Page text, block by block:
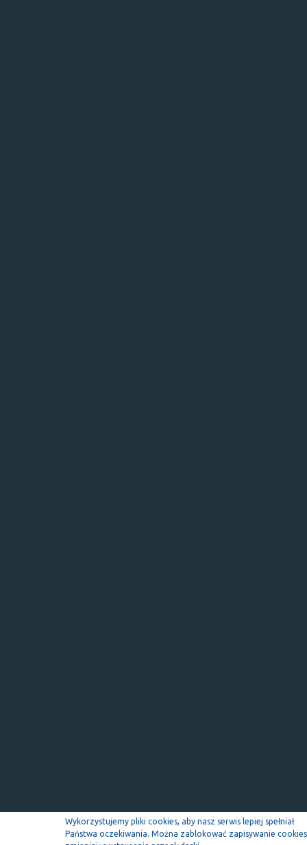
Wykorzystujemy pliki cookies, aby nasz serwis lepiej spełniał
Państwa oczekiwania. Można zablokować zapisywanie